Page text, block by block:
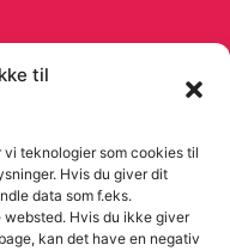
til
vi teknologier som cookies til
Hvis du giver dit
data som f.eks.
Hvis du ikke giver
kan det have en negativ